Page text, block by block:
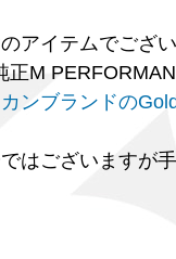
アイテムでござ
正M
ンブランドの
はございますが